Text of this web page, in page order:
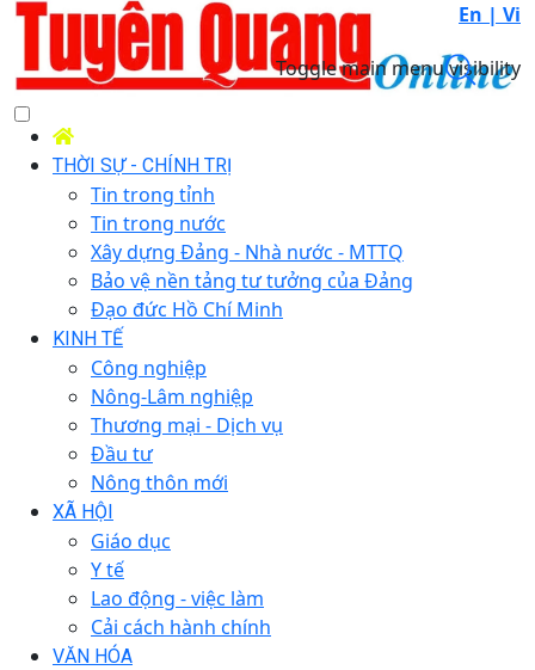
En | Vi
Toggle main menu visibility
THỜI SỰ - CHÍNH TRỊ
Tin trong tỉnh
Tin trong nước
Xây dựng Đảng - Nhà nước - MTTQ
Bảo vệ nền tảng tư tưởng của Đảng
Đạo đức Hồ Chí Minh
KINH TẾ
Công nghiệp
Nông-Lâm nghiệp
Thương mại - Dịch vụ
Đầu tư
Nông thôn mới
XÃ HỘI
Giáo dục
Y tế
Lao động - việc làm
Cải cách hành chính
VĂN HÓA